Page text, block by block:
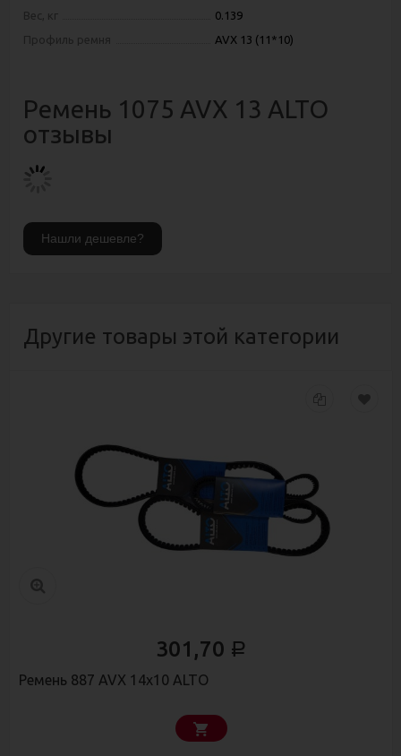
Вес, кг
0.139
Профиль ремня
AVX 13 (11*10)
Ремень 1075 AVX 13 ALTO
отзывы
Другие товары этой категории
301,70 Р
Ремень 887 AVX 14х10 ALTO